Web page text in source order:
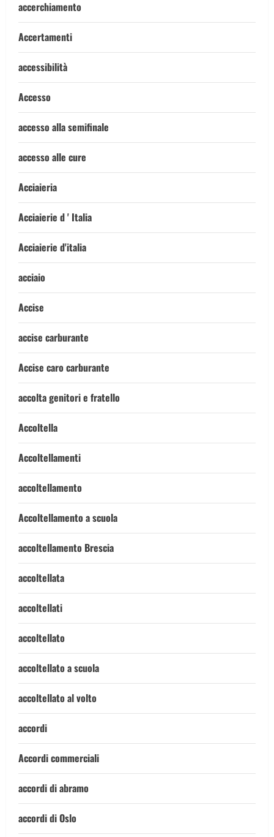
accerchiamento
Accertamenti
accessibilità
Accesso
accesso alla semifinale
accesso alle cure
Acciaieria
Acciaierie d ' Italia
Acciaierie d'italia
acciaio
Accise
accise carburante
Accise caro carburante
accolta genitori e fratello
Accoltella
Accoltellamenti
accoltellamento
Accoltellamento a scuola
accoltellamento Brescia
accoltellata
accoltellati
accoltellato
accoltellato a scuola
accoltellato al volto
accordi
Accordi commerciali
accordi di abramo
accordi di Oslo